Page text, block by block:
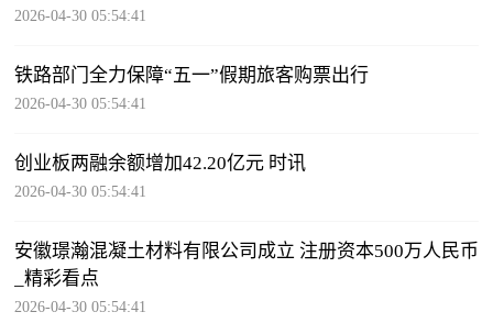
2026-04-30 05:54:41
铁路部门全力保障“五一”假期旅客购票出行
2026-04-30 05:54:41
创业板两融余额增加42.20亿元 时讯
2026-04-30 05:54:41
安徽璟瀚混凝土材料有限公司成立 注册资本500万人民币
_精彩看点
2026-04-30 05:54:41